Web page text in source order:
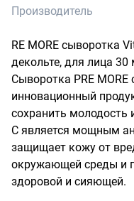
Производитель
RE MORE сыворотка
декольте, для лица 30
Сыворотка PRE
инновационный
сохранить
С является мощным
защищает кожу от
окружающей среды и
здоровой и сияющей.